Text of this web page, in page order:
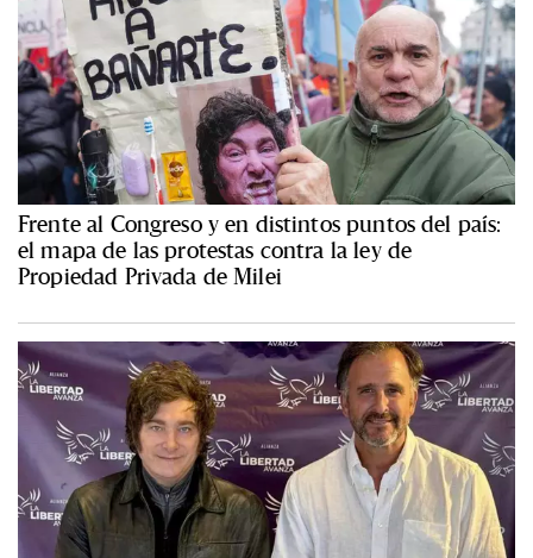
Frente al Congreso y en distintos puntos del país:
el mapa de las protestas contra la ley de
Propiedad Privada de Milei